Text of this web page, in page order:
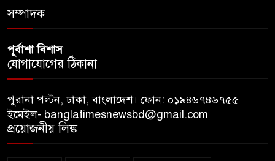
সম্পাদক
পূর্বাশা বিশাস
যোগাযোগের ঠিকানা
পুরানা পল্টন, ঢাকা, বাংলাদেশ। ফোন: ০১৯৪৬৭৪৬৭৫৫
ইমেইল- banglatimesnewsbd@gmail.com
প্রয়োজনীয় লিঙ্ক